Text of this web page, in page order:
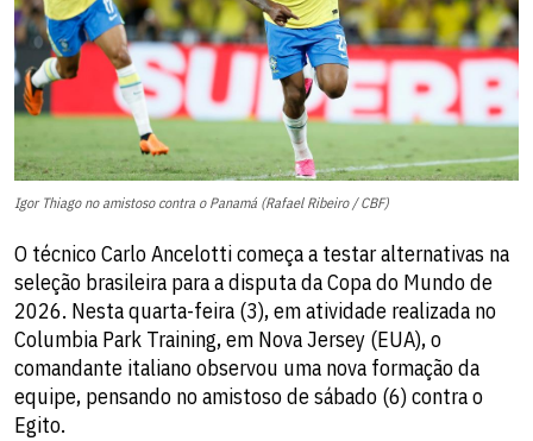
Igor Thiago no amistoso contra o Panamá (Rafael Ribeiro / CBF)
O técnico Carlo Ancelotti começa a testar alternativas na
seleção brasileira para a disputa da Copa do Mundo de
2026. Nesta quarta-feira (3), em atividade realizada no
Columbia Park Training, em Nova Jersey (EUA), o
comandante italiano observou uma nova formação da
equipe, pensando no amistoso de sábado (6) contra o
Egito.